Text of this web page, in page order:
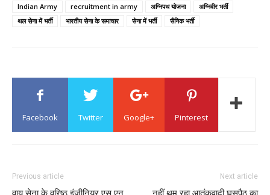
Indian Army
recruitment in army अग्निपथ योजना
अग्निवीर भर्ती
थल सेना में भर्ती
भारतीय सेना के समाचार सेना में भर्ती सैनिक भर्ती
Facebook Twitter Google+ Pinterest
Previous article Next article